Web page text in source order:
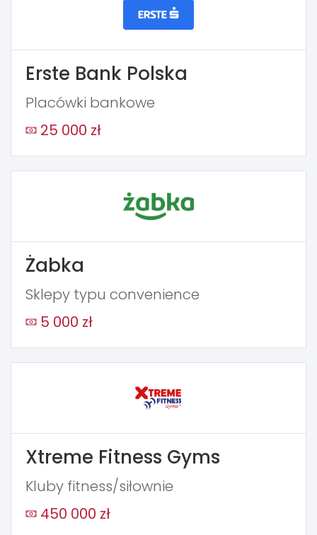
Erste Bank Polska
Placówki bankowe
25 000 zł
Żabka
Sklepy typu convenience
5 000 zł
Xtreme Fitness Gyms
Kluby fitness/siłownie
450 000 zł